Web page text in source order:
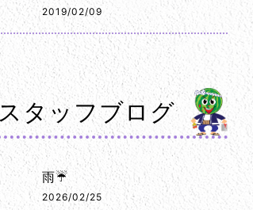
2019/02/09
スタッフブログ
雨☔
2026/02/25